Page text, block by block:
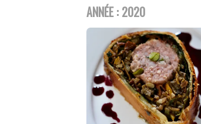
ANNÉE : 2020